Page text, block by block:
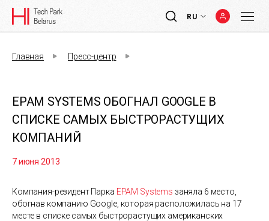
RU
Главная Пресс-центр
EPAM SYSTEMS ОБОГНАЛ GOOGLE В
СПИСКЕ САМЫХ БЫСТРОРАСТУЩИХ
КОМПАНИЙ
7 июня 2013
Компания-резидент Парка EPAM Systems заняла 6 место,
обогнав компанию Google, которая расположилась на 17
месте в списке самых быстрорастущих американских